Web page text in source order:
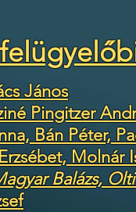
János
Pingitzer
Bán Péter,
Molnár
Balázs,